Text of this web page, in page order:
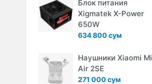
Блок питания
Xigmatek X-Power
650W
634 800 сум
Наушники Xiaomi Mi
Air 2SE
271 000 сум